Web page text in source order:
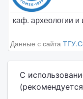
каф. археологии и
Данные с сайта
С